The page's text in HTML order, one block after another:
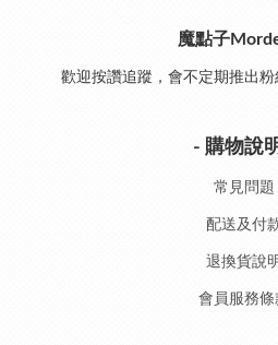
魔點子
歡迎按讚追蹤，會不定期推出粉
- 購物說
常見問題
配送及付
退換貨說
會員服務條